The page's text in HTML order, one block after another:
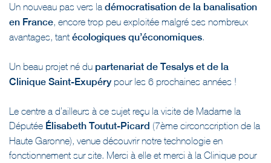
Un nouveau pas vers la démocratisation de la banalisation
en France, encore trop peu exploitée malgré ses nombreux
avantages, tant écologiques qu’économiques.
Un beau projet né du partenariat de Tesalys et de la
Clinique Saint-Exupéry pour les 6 prochaines années !
Le centre a d’ailleurs à ce sujet reçu la visite de Madame la
Députée Élisabeth Toutut-Picard (7ème circonscription de la
Haute Garonne), venue découvrir notre technologie en
fonctionnement sur site. Merci à elle et merci à la Clinique pour